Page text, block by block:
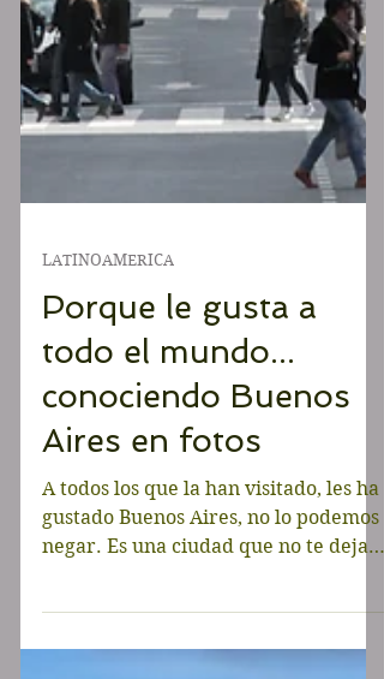
LATINOAMERICA
Porque le gusta a
todo el mundo...
conociendo Buenos
Aires en fotos
gustado Buenos Aires, no lo podemos